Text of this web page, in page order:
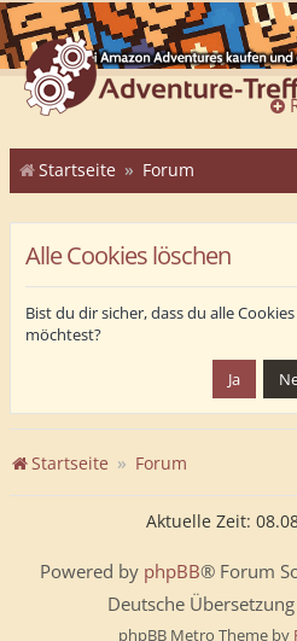
Startseite Forum
Alle Cookies löschen
Bist du dir sicher, dass du alle
möchtest?
Startseite Forum
Aktuelle Zeit:
Powered by phpBB® Forum
Deutsche
phpBB Metro Theme by